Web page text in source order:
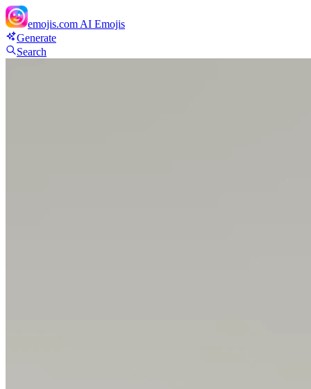
emojis.com AI Emojis
Generate
Search